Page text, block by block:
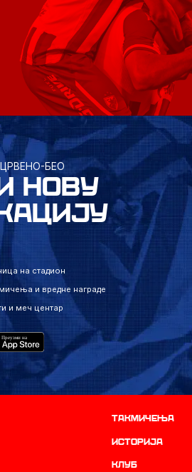
БЕО
НОВУ
на стадион
и вредне награде
и меч центар
Такмичења
историја
Клуб